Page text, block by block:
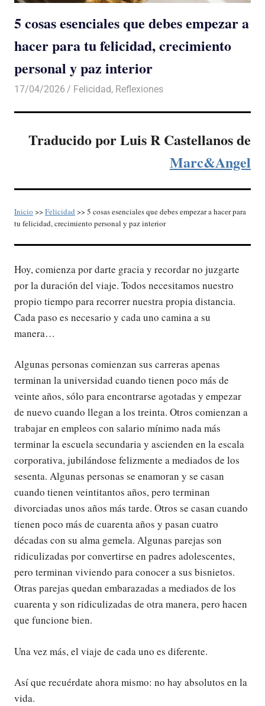
5 cosas esenciales que debes empezar a
hacer para tu felicidad, crecimiento
personal y paz interior
17/04/2026 De todo un Poco
Felicidad, Reflexiones
Traducido por Luis R Castellanos de
Marc&Angel
Inicio >>Felicidad >> 5 cosas esenciales que debes empezar a hacer para
tu felicidad, crecimiento personal y paz interior
Hoy, comienza por darte gracia y recordar no juzgarte
por la duración del viaje. Todos necesitamos nuestro
propio tiempo para recorrer nuestra propia distancia.
Cada paso es necesario y cada uno camina a su
manera…
Algunas personas comienzan sus carreras apenas
terminan la universidad cuando tienen poco más de
veinte años, sólo para encontrarse agotadas y empezar
de nuevo cuando llegan a los treinta. Otros comienzan a
trabajar en empleos con salario mínimo nada más
terminar la escuela secundaria y ascienden en la escala
corporativa, jubilándose felizmente a mediados de los
sesenta. Algunas personas se enamoran y se casan
cuando tienen veintitantos años, pero terminan
divorciadas unos años más tarde. Otros se casan cuando
tienen poco más de cuarenta años y pasan cuatro
décadas con su alma gemela. Algunas parejas son
ridiculizadas por convertirse en padres adolescentes,
pero terminan viviendo para conocer a sus bisnietos.
Otras parejas quedan embarazadas a mediados de los
cuarenta y son ridiculizadas de otra manera, pero hacen
que funcione bien.
Una vez más, el viaje de cada uno es diferente.
Así que recuérdate ahora mismo: no hay absolutos en la
vida.